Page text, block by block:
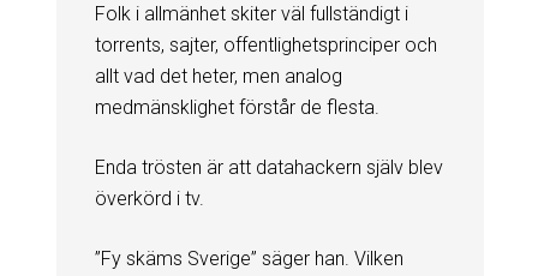
Folk i allmänhet skiter väl fullständigt i
torrents, sajter, offentlighetsprinciper och
allt vad det heter, men analog
medmänsklighet förstår de flesta.
Enda trösten är att datahackern själv blev
överkörd i tv.
”Fy skäms Sverige” säger han. Vilken